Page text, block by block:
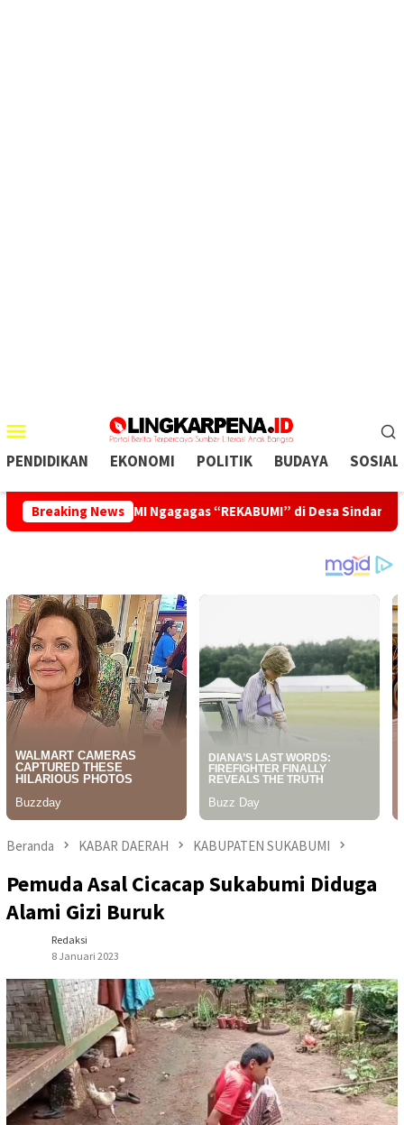
Mobile
PENDIDIKAN EKONOMI POLITIK BUDAYA SOSIAL
Breaking News
UMMI Ngagagas “REKABUMI” di Desa Sindangraja: Ti
Beranda KABAR DAERAH KABUPATEN SUKABUMI
Pemuda Asal Cicacap Sukabumi Diduga
Alami Gizi Buruk
Redaksi
8 Januari 2023